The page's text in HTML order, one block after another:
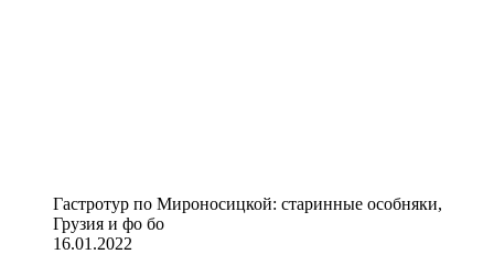
Гастротур по Мироносицкой: старинные особняки,
Грузия и фо бо
16.01.2022